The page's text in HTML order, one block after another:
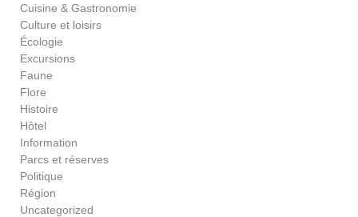
Cuisine & Gastronomie
Culture et loisirs
Écologie
Excursions
Faune
Flore
Histoire
Hôtel
Information
Parcs et réserves
Politique
Région
Uncategorized